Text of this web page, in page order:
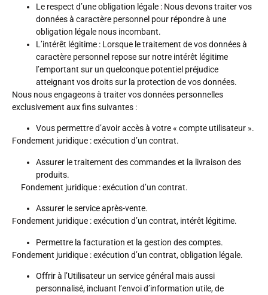
Le respect d’une obligation légale : Nous devons traiter vos
données à caractère personnel pour répondre à une
obligation légale nous incombant.
L’intérêt légitime : Lorsque le traitement de vos données à
caractère personnel repose sur notre intérêt légitime
l’emportant sur un quelconque potentiel préjudice
atteignant vos droits sur la protection de vos données.
Nous nous engageons à traiter vos données personnelles
exclusivement aux fins suivantes :
Vous permettre d’avoir accès à votre « compte utilisateur ».
Fondement juridique : exécution d’un contrat.
Assurer le traitement des commandes et la livraison des
produits.
Fondement juridique : exécution d’un contrat.
Assurer le service après-vente.
Fondement juridique : exécution d’un contrat, intérêt légitime.
Permettre la facturation et la gestion des comptes.
Fondement juridique : exécution d’un contrat, obligation légale.
Offrir à l’Utilisateur un service général mais aussi
personnalisé, incluant l’envoi d’information utile, de